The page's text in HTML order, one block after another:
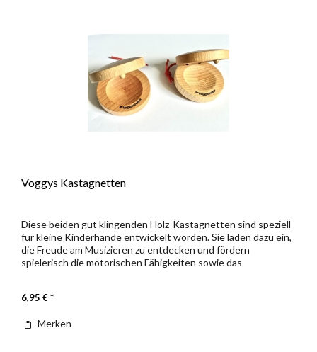
Voggys Kastagnetten
Diese beiden gut klingenden Holz-Kastagnetten sind speziell
für kleine Kinderhände entwickelt worden. Sie laden dazu ein,
die Freude am Musizieren zu entdecken und fördern
spielerisch die motorischen Fähigkeiten sowie das
6,95 € *
Merken